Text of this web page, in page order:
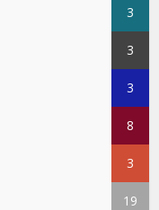
3
3
3
8
3
19